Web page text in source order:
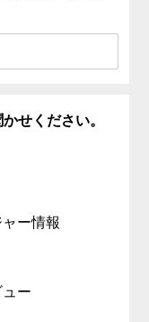
せください。
ー情報
ー